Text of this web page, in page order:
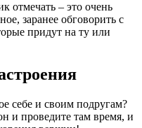
отмечать – это очень
заранее обговорить с
придут на ту или
себе и своим подругам?
и проведите там время, и